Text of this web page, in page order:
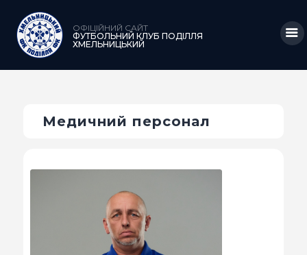
ОФІЦІЙНИЙ САЙТ
ФУТБОЛЬНИЙ КЛУБ ПОДІЛЛЯ
ХМЕЛЬНИЦЬКИЙ
КОМАНДА
АКАДЕМІЯ
Медичний персонал